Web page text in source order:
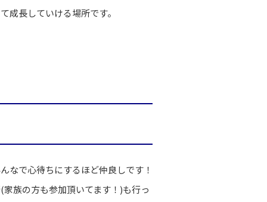
成長していける場所です。
なで心待ちにするほど仲良しです！
族の方も参加頂いてます！)も行っ